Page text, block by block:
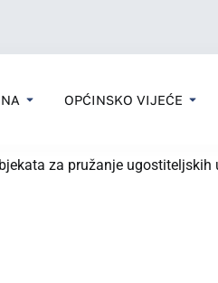
OPĆINSKO VIJEĆE
za pružanje ugostiteljskih